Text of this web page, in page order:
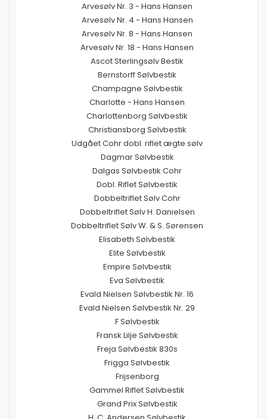
Arvesølv Nr. 3 - Hans Hansen
Arvesølv Nr. 4 - Hans Hansen
Arvesølv Nr. 8 - Hans Hansen
Arvesølv Nr. 18 - Hans Hansen
Ascot Sterlingsølv Bestik
Bernstorff Sølvbestik
Champagne Sølvbestik
Charlotte - Hans Hansen
Charlottenborg Sølvbestik
Christiansborg Sølvbestik
Udgået Cohr dobl. riflet ægte sølv
Dagmar Sølvbestik
Dalgas Sølvbestik Cohr
Dobl. Riflet Sølvbestik
Dobbeltriflet Sølv Cohr
Dobbeltriflet Sølv H. Danielsen
Dobbeltriflet Sølv W. & S. Sørensen
Elisabeth Sølvbestik
Elite Sølvbestik
Empire Sølvbestik
Eva Sølvbestik
Evald Nielsen Sølvbestik Nr. 16
Evald Nielsen Sølvbestik Nr. 29
F Sølvbestik
Fransk Lilje Sølvbestik
Freja Sølvbestik 830s
Frigga Sølvbestik
Frijsenborg
Gammel Riflet Sølvbestik
Grand Prix Sølvbestik